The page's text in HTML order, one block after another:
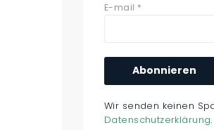
E-mail *
Wir senden keinen
Datenschutzerklärung.